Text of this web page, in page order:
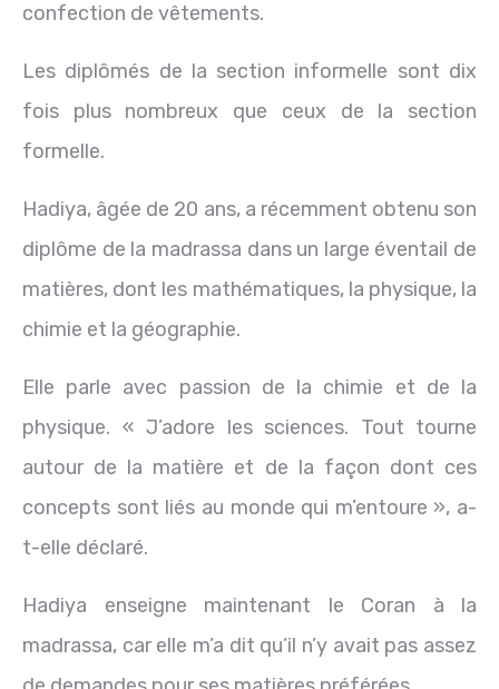
confection de vêtements.
Les diplômés de la section informelle sont dix
fois plus nombreux que ceux de la section
formelle.
Hadiya, âgée de 20 ans, a récemment obtenu son
diplôme de la madrassa dans un large éventail de
matières, dont les mathématiques, la physique, la
chimie et la géographie.
Elle parle avec passion de la chimie et de la
physique. « J’adore les sciences. Tout tourne
autour de la matière et de la façon dont ces
concepts sont liés au monde qui m’entoure », a-
t-elle déclaré.
Hadiya enseigne maintenant le Coran à la
madrassa, car elle m’a dit qu’il n’y avait pas assez